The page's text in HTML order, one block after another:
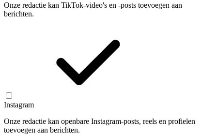
Onze redactie kan TikTok-video's en -posts toevoegen aan
berichten.
Instagram
Onze redactie kan openbare Instagram-posts, reels en profielen
toevoegen aan berichten.